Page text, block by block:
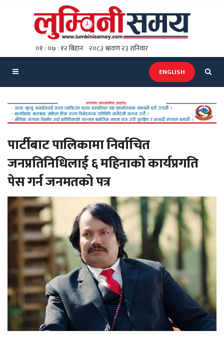
ENGLISH
पार्टीबाट पालिकामा निर्वाचित
जनप्रतिनिधिलाई ६ महिनाकाे कार्यप्रगति
पेस गर्न जनमतको पत्र